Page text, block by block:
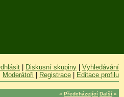
Diskusní skupiny
Vyhledávání
Moderátoři
Registrace Editace profilu
« Předcházející Další »